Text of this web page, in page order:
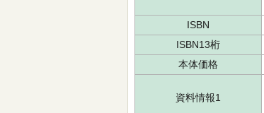
ISBN
ISBN13桁
本体価格
資料情報1